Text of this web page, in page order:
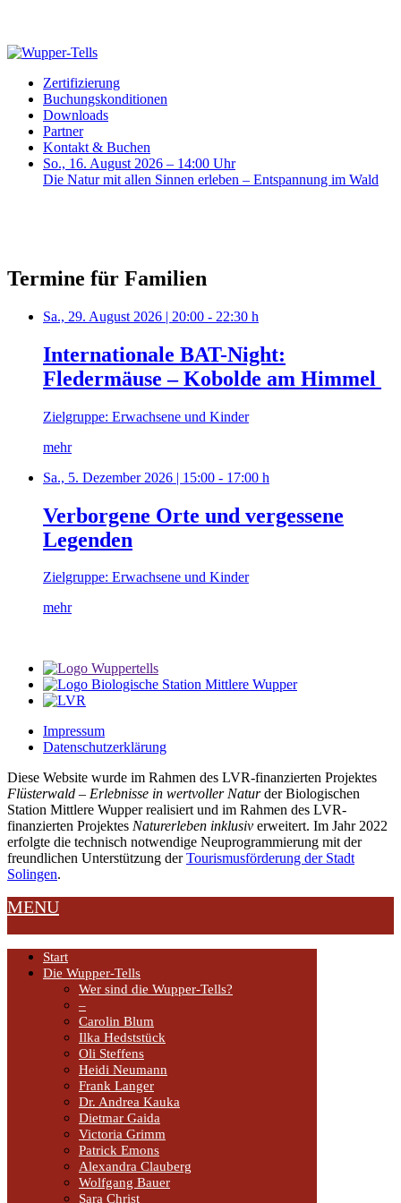
Zertifizierung
Buchungskonditionen
Downloads
Partner
Kontakt & Buchen
So., 16. August 2026 – 14:00 Uhr
Die Natur mit allen Sinnen erleben – Entspannung im Wald
Termine für Familien
Sa., 29. August 2026 | 20:00 - 22:30 h
Internationale BAT-Night:
Fledermäuse – Kobolde am Himmel
Zielgruppe: Erwachsene und Kinder
mehr
Sa., 5. Dezember 2026 | 15:00 - 17:00 h
Verborgene Orte und vergessene
Legenden
Zielgruppe: Erwachsene und Kinder
mehr
Impressum
Datenschutzerklärung
Diese Website wurde im Rahmen des LVR-finanzierten Projektes
Flüsterwald – Erlebnisse in wertvoller Naturder Biologischen
Station Mittlere Wupper realisiert und im Rahmen des LVR-
finanzierten Projektes Naturerleben inklusiv erweitert. Im Jahr 2022
erfolgte die technisch notwendige Neuprogrammierung mit der
freundlichen Unterstützung derTourismusförderung der Stadt
Solingen.
MENU
Start
Die Wupper-Tells
Wer sind die Wupper-Tells?
–
Carolin Blum
Ilka Hedststück
Oli Steffens
Heidi Neumann
Frank Langer
Dr. Andrea Kauka
Dietmar Gaida
Victoria Grimm
Patrick Emons
Alexandra Clauberg
Wolfgang Bauer
Sara Christ